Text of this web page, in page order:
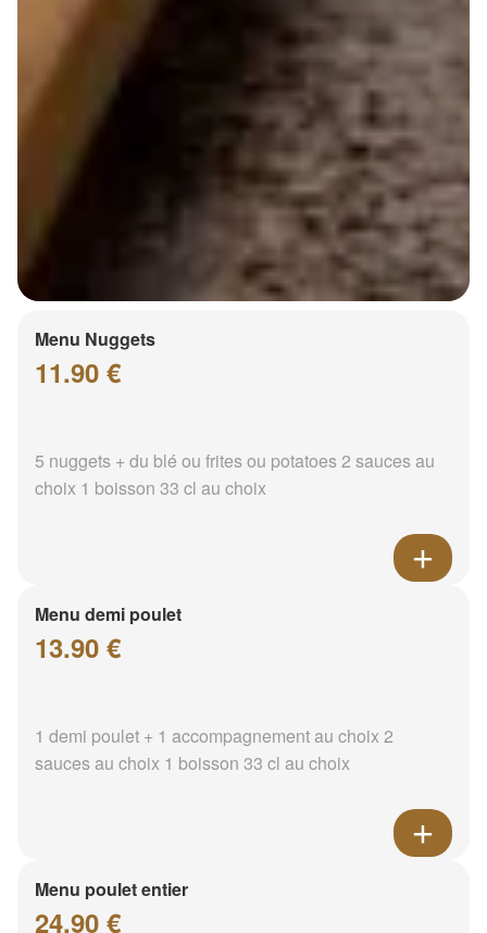
Menu Nuggets
11.90 €
5 nuggets + du blé ou frites ou potatoes 2 sauces au
choix 1 boisson 33 cl au choix
Menu demi poulet
13.90 €
1 demi poulet + 1 accompagnement au choix 2
sauces au choix 1 boisson 33 cl au choix
Menu poulet entier
24.90 €